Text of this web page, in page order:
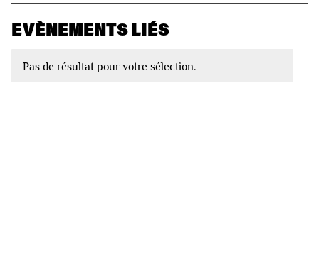
EVÈNEMENTS LIÉS
Pas de résultat pour votre sélection.